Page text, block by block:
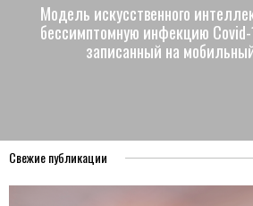
Модель искусственного
бессимптомную инфекцию
записанный на
Свежие публикации